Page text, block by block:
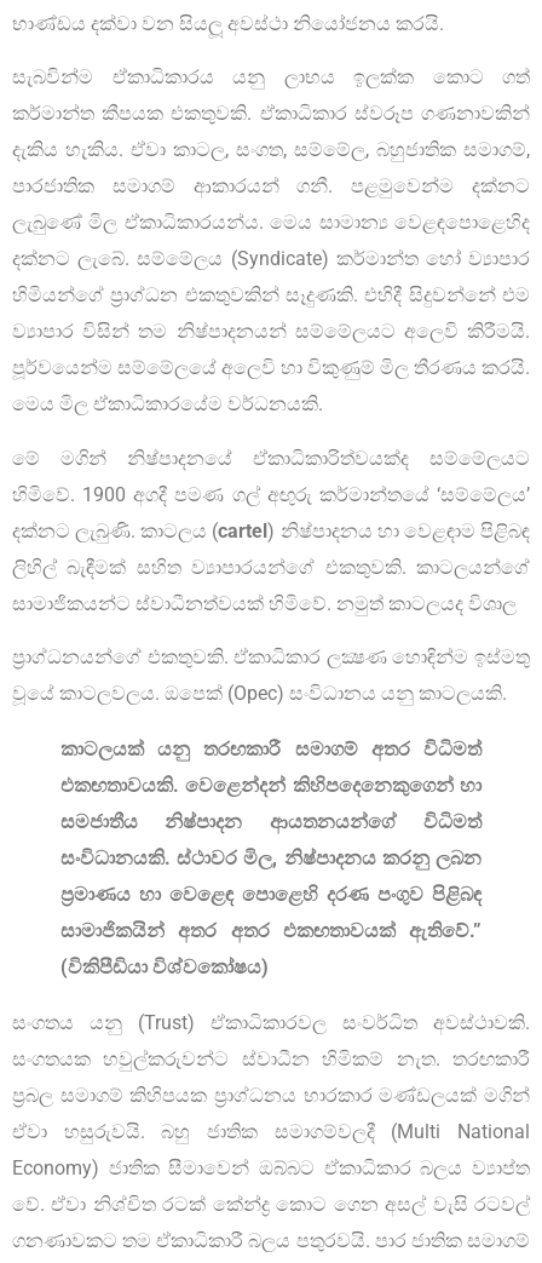
භාණ්ඩය දක්වා වන සියලූ අවස්ථා නියෝජනය කරයි.
සැබවින්ම ඒකාධිකාරය යනු ලාභය ඉලක්ක කොට ගත්
කර්මාන්ත කීපයක එකතුවකි. ඒකාධිකාර ස්වරූප ගණනාවකින්
දැකිය හැකිය. ඒවා කාටල, සංගත, සම්මේල, බහුජාතික සමාගම්,
පාරජාතික සමාගම් ආකාරයන් ගනී. පළමුවෙන්ම දක්නට
ලැබුණේ මිල ඒකාධිකාරයන්ය. මෙය සාමාන්‍ය වෙළඳපොළෙහිද
දක්නට ලැබේ. සම්මේලය (Syndicate) කර්මාන්ත හෝ ව්‍යාපාර
හිමියන්ගේ ප්‍රාග්ධන එකතුවකින් සෑදුණකි. එහිදී සිදුවන්නේ එම
ව්‍යාපාර විසින් තම නිෂ්පාදනයන් සම්මේලයට අලෙවි කිරීමයි.
පූර්වයෙන්ම සම්මේලයේ අලෙවි හා විකුණුම් මිල තීරණය කරයි.
මෙය මිල ඒකාධිකාරයේම වර්ධනයකි.
මේ මගින් නිෂ්පාදනයේ ඒකාධිකාරිත්වයක්ද සම්මේලයට
හිමිවේ. 1900 අගදී පමණ ගල් අඟුරු කර්මාන්තයේ ‘සම්මේලය’
දක්නට ලැබුණි. කාටලය (cartel) නිෂ්පාදනය හා වෙළඳාම පිළිබඳ
ලිහිල් බැඳීමක් සහිත ව්‍යාපාරයන්ගේ එකතුවකි. කාටලයන්ගේ
සාමාජිකයන්ට ස්වාධීනත්වයක් හිමිවේ. නමුත් කාටලයද විශාල
ප්‍රාග්ධනයන්ගේ එකතුවකි. ඒකාධිකාර ලක්‍ෂණ හොඳින්ම ඉස්මතු
වූයේ කාටලවලය. ඔපෙක් (Opec) සංවිධානය යනු කාටලයකි.
කාටලයක් යනු තරඟකාරී සමාගම් අතර විධිමත්
එකඟතාවයකි. වෙළෙන්දන් කිහිපදෙනෙකුගෙන් හා
සමජාතීය නිෂ්පාදන ආයතනයන්ගේ විධිමත්
සංවිධානයකි. ස්ථාවර මිල, නිෂ්පාදනය කරනු ලබන
ප‍්‍රමාණය හා වෙළෙඳ පොළෙහි දරණ පංගුව පිළිබඳ
සාමාජිකයින් අතර අතර එකඟතාවයක් ඇතිවේ.”
(විකිපීඩියා විශ්වකෝෂය)
සංගතය යනු (Trust) ඒකාධිකාරවල සංවර්ධිත අවස්ථාවකි.
සංගතයක හවුල්කරුවන්ට ස්වාධීන හිමිකම් නැත. තරඟකාරී
ප‍්‍රබල සමාගම් කිහිපයක ප්‍රාග්ධනය භාරකාර මණ්ඩලයක් මගින්
ඒවා හසුරුවයි. බහු ජාතික සමාගම්වලදී (Multi National
Economy) ජාතික සීමාවෙන් ඔබ්බට ඒකාධිකාර බලය ව්‍යාප්ත
වේ. ඒවා නිශ්චිත රටක් කේන්ද්‍ර කොට ගෙන අසල් වැසි රටවල්
ගනණාවකට තම ඒකාධිකාරී බලය පතුරවයි. පාර ජාතික සමාගම්